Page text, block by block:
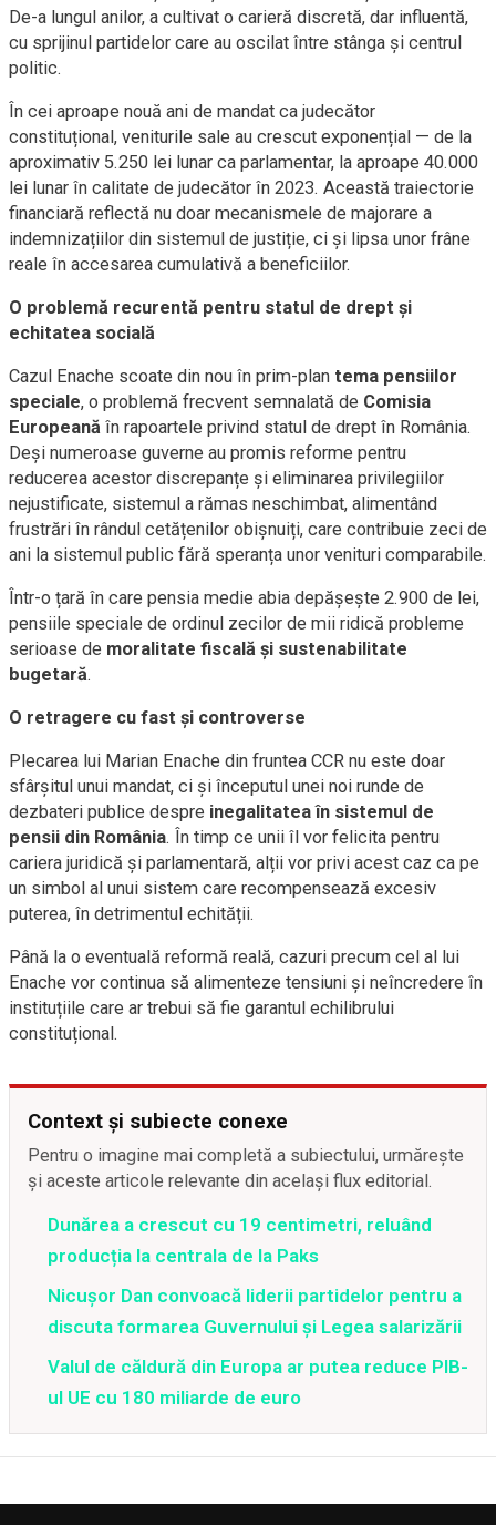
De-a lungul anilor, a cultivat o carieră discretă, dar influentă,
cu sprijinul partidelor care au oscilat între stânga și centrul
politic.
În cei aproape nouă ani de mandat ca judecător
constituțional, veniturile sale au crescut exponențial — de la
aproximativ 5.250 lei lunar ca parlamentar, la aproape 40.000
lei lunar în calitate de judecător în 2023. Această traiectorie
financiară reflectă nu doar mecanismele de majorare a
indemnizațiilor din sistemul de justiție, ci și lipsa unor frâne
reale în accesarea cumulativă a beneficiilor.
O problemă recurentă pentru statul de drept și
echitatea socială
Cazul Enache scoate din nou în prim-plan tema pensiilor
speciale, o problemă frecvent semnalată de Comisia
Europeană în rapoartele privind statul de drept în România.
Deși numeroase guverne au promis reforme pentru
reducerea acestor discrepanțe și eliminarea privilegiilor
nejustificate, sistemul a rămas neschimbat, alimentând
frustrări în rândul cetățenilor obișnuiți, care contribuie zeci de
ani la sistemul public fără speranța unor venituri comparabile.
Într-o țară în care pensia medie abia depășește 2.900 de lei,
pensiile speciale de ordinul zecilor de mii ridică probleme
serioase de moralitate fiscală și sustenabilitate
bugetară.
O retragere cu fast și controverse
Plecarea lui Marian Enache din fruntea CCR nu este doar
sfârșitul unui mandat, ci și începutul unei noi runde de
dezbateri publice despre inegalitatea în sistemul de
pensii din România. În timp ce unii îl vor felicita pentru
cariera juridică și parlamentară, alții vor privi acest caz ca pe
un simbol al unui sistem care recompensează excesiv
puterea, în detrimentul echității.
Până la o eventuală reformă reală, cazuri precum cel al lui
Enache vor continua să alimenteze tensiuni și neîncredere în
instituțiile care ar trebui să fie garantul echilibrului
constituțional.
Context și subiecte conexe
Pentru o imagine mai completă a subiectului, urmărește
și aceste articole relevante din același flux editorial.
Dunărea a crescut cu 19 centimetri, reluând
producția la centrala de la Paks
Nicușor Dan convoacă liderii partidelor pentru a
discuta formarea Guvernului și Legea salarizării
Valul de căldură din Europa ar putea reduce PIB-
ul UE cu 180 miliarde de euro